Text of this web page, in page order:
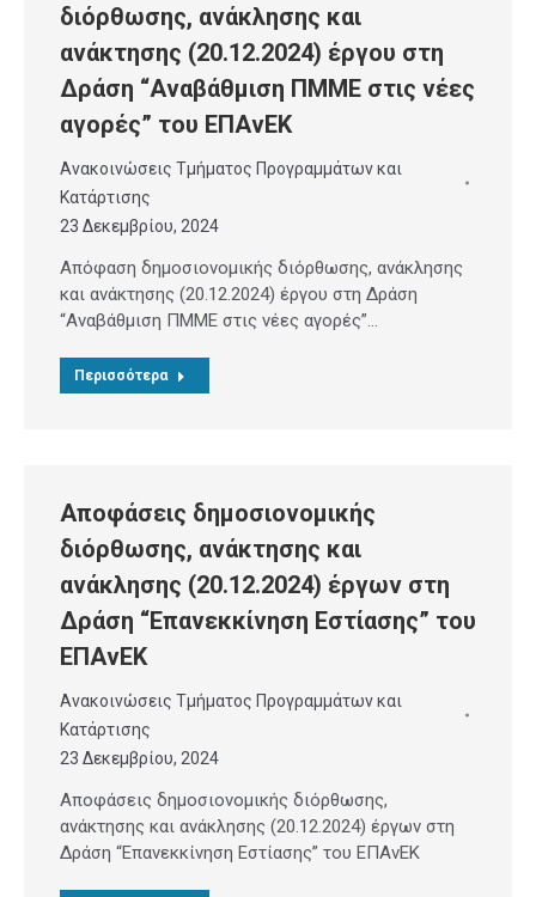
διόρθωσης, ανάκλησης και
ανάκτησης (20.12.2024) έργου στη
Δράση “Αναβάθμιση ΠΜΜΕ στις νέες
αγορές” του ΕΠΑνΕΚ
Ανακοινώσεις Τμήματος Προγραμμάτων και
Κατάρτισης
23 Δεκεμβρίου, 2024
Απόφαση δημοσιονομικής διόρθωσης, ανάκλησης
και ανάκτησης (20.12.2024) έργου στη Δράση
“Αναβάθμιση ΠΜΜΕ στις νέες αγορές”…
Περισσότερα
Αποφάσεις δημοσιονομικής
διόρθωσης, ανάκτησης και
ανάκλησης (20.12.2024) έργων στη
Δράση “Επανεκκίνηση Εστίασης” του
ΕΠΑνΕΚ
Ανακοινώσεις Τμήματος Προγραμμάτων και
Κατάρτισης
23 Δεκεμβρίου, 2024
Αποφάσεις δημοσιονομικής διόρθωσης,
ανάκτησης και ανάκλησης (20.12.2024) έργων στη
Δράση “Επανεκκίνηση Εστίασης” του ΕΠΑνΕΚ